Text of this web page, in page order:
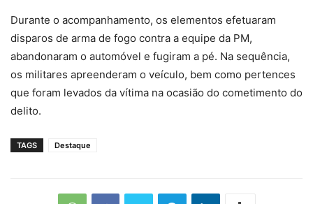
Durante o acompanhamento, os elementos efetuaram
disparos de arma de fogo contra a equipe da PM,
abandonaram o automóvel e fugiram a pé. Na sequência,
os militares apreenderam o veículo, bem como pertences
que foram levados da vítima na ocasião do cometimento do
delito.
TAGS Destaque